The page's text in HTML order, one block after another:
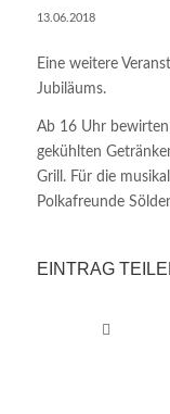
13.06.2018
Eine weitere
Jubiläums.
Ab 16 Uhr
gekühlten
Grill. Für die
Polkafreunde
EINTRAG